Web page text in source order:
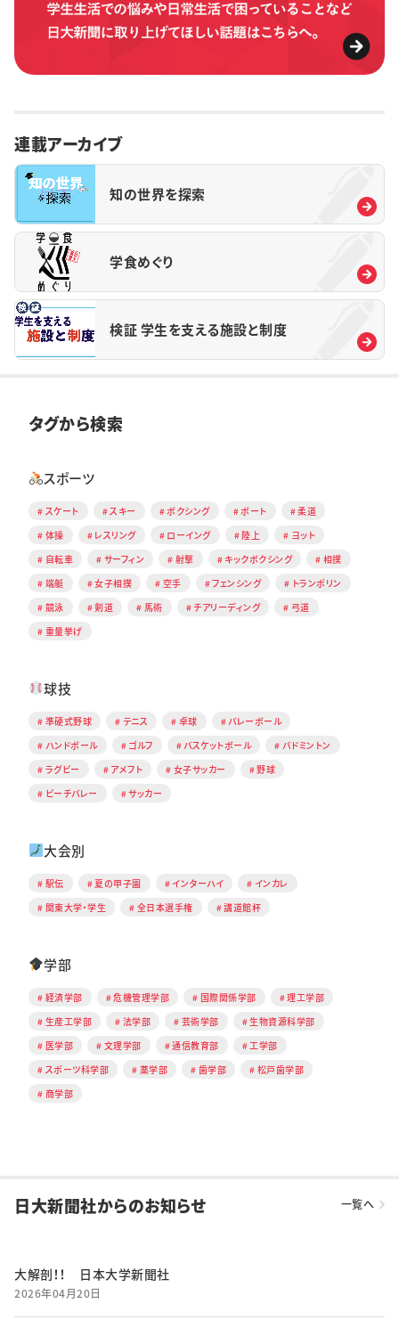
連載アーカイブ
知の世界を探索
学食めぐり
検証 学生を支える施設と制度
タグから検索
スポーツ
スケート スキー ボクシング ボート
柔道
体操
レスリング ローイング 陸上
ヨット
自転車
サーフィン 射撃 キックボクシング
相撲
端艇
女子相撲 空手 フェンシング
トランポリン
競泳
剣道 馬術 チアリーディング
弓道
重量挙げ
球技
準硬式野球 テニス 卓球
バレーボール
ハンドボール
ゴルフ バスケットボール
バドミントン
ラグビー
アメフト 女子サッカー
野球
ビーチバレー
サッカー
大会別
駅伝 夏の甲子園 インターハイ
インカレ
関東大学・学生
全日本選手権 講道館杯
学部
経済学部 危機管理学部 国際関係学部
理工学部
生産工学部
法学部 芸術学部
生物資源科学部
医学部
文理学部 通信教育部
工学部
スポーツ科学部
薬学部 歯学部
松戸歯学部
商学部
日大新聞社からのお知らせ 一覧へ
大解剖！！ 日本大学新聞社
2026年04月20日